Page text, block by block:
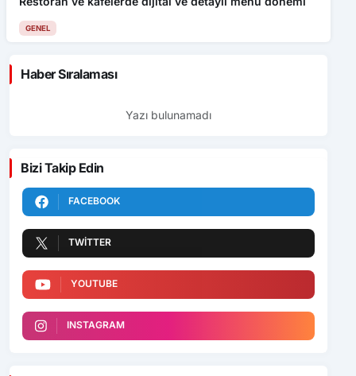
GENEL
Haber Sıralaması
Yazı bulunamadı
Bizi Takip Edin
FACEBOOK
TWITTER
YOUTUBE
INSTAGRAM